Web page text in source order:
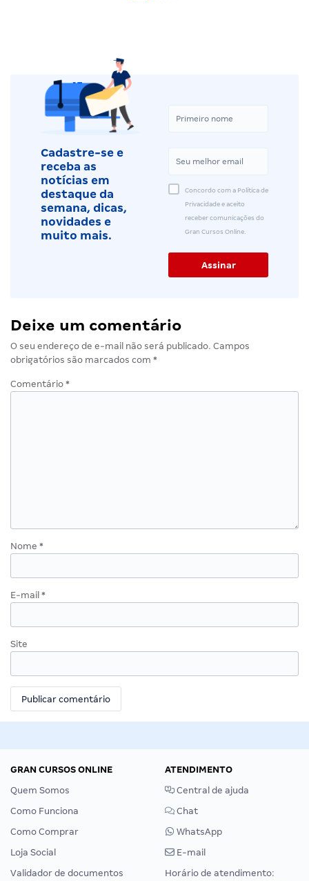
Cadastre-se e
receba as
notícias em
destaque da
semana, dicas,
novidades e
muito mais.
Concordo com a Política de
Privacidade e aceito
receber comunicações do
Gran Cursos Online.
Deixe um comentário
O seu endereço de e-mail não será publicado. Campos
obrigatórios são marcados com *
Comentário *
Nome *
E-mail *
Site
GRAN CURSOS ONLINE
Quem Somos
Como Funciona
Como Comprar
Loja Social
Validador de documentos
ATENDIMENTO
Central de ajuda
Chat
WhatsApp
E-mail
Horário de atendimento: